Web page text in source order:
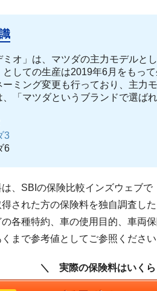
ミオ」は、マツダの主力モデルと
しての生産は2019年6月をもっ
ミング変更も行っており、主力
「マツダというブランドで選ば
3
6
、SBIの保険比較インズウェブ
された方の保険料を独自調査し
各種特約、車の使用目的、車両
まで参考値としてご参照ください
＼ 実際の保険料はいく